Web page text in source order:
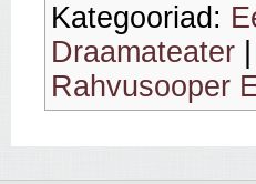
Kategooriad:
Draamateater
Rahvusooper